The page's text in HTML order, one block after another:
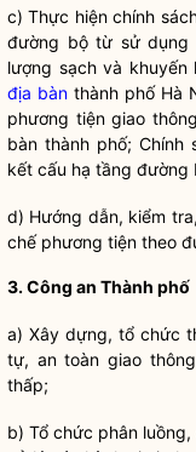
c) Thực hiện chính
đường bộ từ sử dụng
lượng sạch và
địa bàn thành phố Hà
phương tiện giao
bàn thành phố; Chính
kết cấu hạ tầng đường
d) Hướng dẫn, kiểm
chế phương tiện theo
3. Công an Thành phố
a) Xây dựng, tổ chức
tự, an toàn giao
thấp;
b) Tổ chức phân